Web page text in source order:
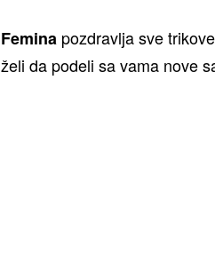
Femina pozdravlja sve
želi da podeli sa vama nove